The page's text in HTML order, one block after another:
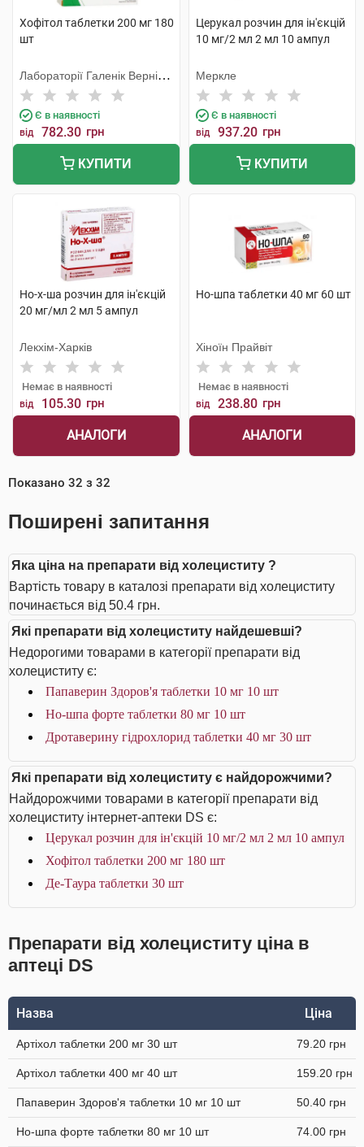
Хофітол таблетки 200 мг 180
шт
Лабораторії Галенік Вернін/
Франція
Є в наявності
від 782.30 грн
КУПИТИ
Церукал розчин для ін'єкцій
10 мг/2 мл 2 мл 10 ампул
Меркле
Є в наявності
від 937.20 грн
КУПИТИ
Но-х-ша розчин для ін'єкцій
20 мг/мл 2 мл 5 ампул
Лекхім-Харків
Немає в наявності
від 105.30 грн
АНАЛОГИ
Но-шпа таблетки 40 мг 60 шт
Хіноїн Прайвіт
Немає в наявності
від 238.80 грн
АНАЛОГИ
Показано 32 з 32
Поширені запитання
Яка ціна на препарати від холециститу ?
Вартість товару в каталозі препарати від холециститу
починається від 50.4 грн.
Які препарати від холециститу найдешевші?
Недорогими товарами в категорії препарати від
холециститу є:
Папаверин Здоров'я таблетки 10 мг 10 шт
Но-шпа форте таблетки 80 мг 10 шт
Дротаверину гідрохлорид таблетки 40 мг 30 шт
Які препарати від холециститу є найдорожчими?
Найдорожчими товарами в категорії препарати від
холециститу інтернет-аптеки DS є:
Церукал розчин для ін'єкцій 10 мг/2 мл 2 мл 10 ампул
Хофітол таблетки 200 мг 180 шт
Де-Таура таблетки 30 шт
Препарати від холециститу ціна в
аптеці DS
Назва Ціна
Артіхол таблетки 200 мг 30 шт 79.20 грн
Артіхол таблетки 400 мг 40 шт 159.20 грн
Папаверин Здоров'я таблетки 10 мг 10 шт 50.40 грн
Но-шпа форте таблетки 80 мг 10 шт 74.00 грн